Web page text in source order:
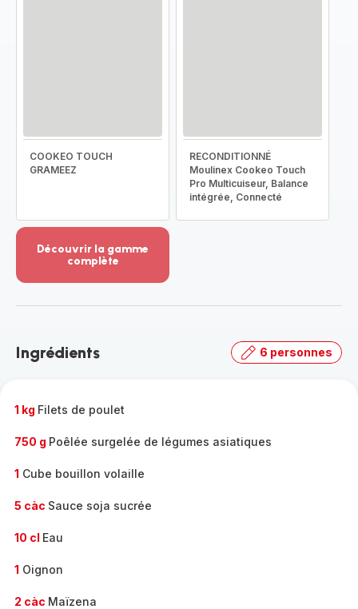
COOKEO TOUCH
GRAMEEZ
RECONDITIONNÉ
Moulinex Cookeo Touch
Pro Multicuiseur, Balance
intégrée, Connecté
Découvrir la gamme
complète
-
gamme
Ingrédients 6 personnes
1 kg Filets de poulet
750 g Poêlée surgelée de légumes asiatiques
1 Cube bouillon volaille
5 càc Sauce soja sucrée
10 cl Eau
1 Oignon
2 càc Maïzena